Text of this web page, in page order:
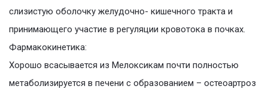
слизистую оболочку желудочно- кишечного тракта и
принимающего участие в регуляции кровотока в почках.
Фармакокинетика:
Хорошо всасывается из Мелоксикам почти полностью
метаболизируется в печени с образованием – остеоартроз